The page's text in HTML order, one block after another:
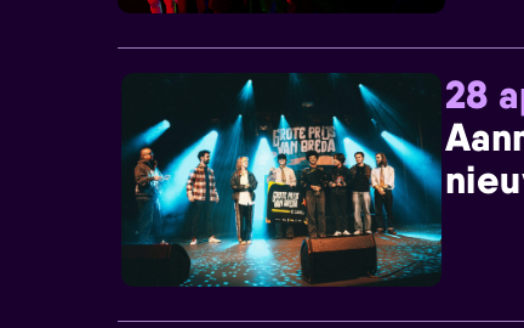
28